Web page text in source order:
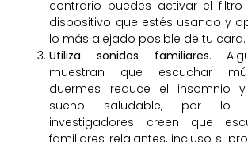
contrario puedes activar el
dispositivo que estés usando y
lo más alejado posible de tu cara.
Utiliza sonidos familiares.
muestran que escuchar
duermes reduce el insomnio
sueño saludable, por lo
investigadores creen que
familiares relajantes, incluso si